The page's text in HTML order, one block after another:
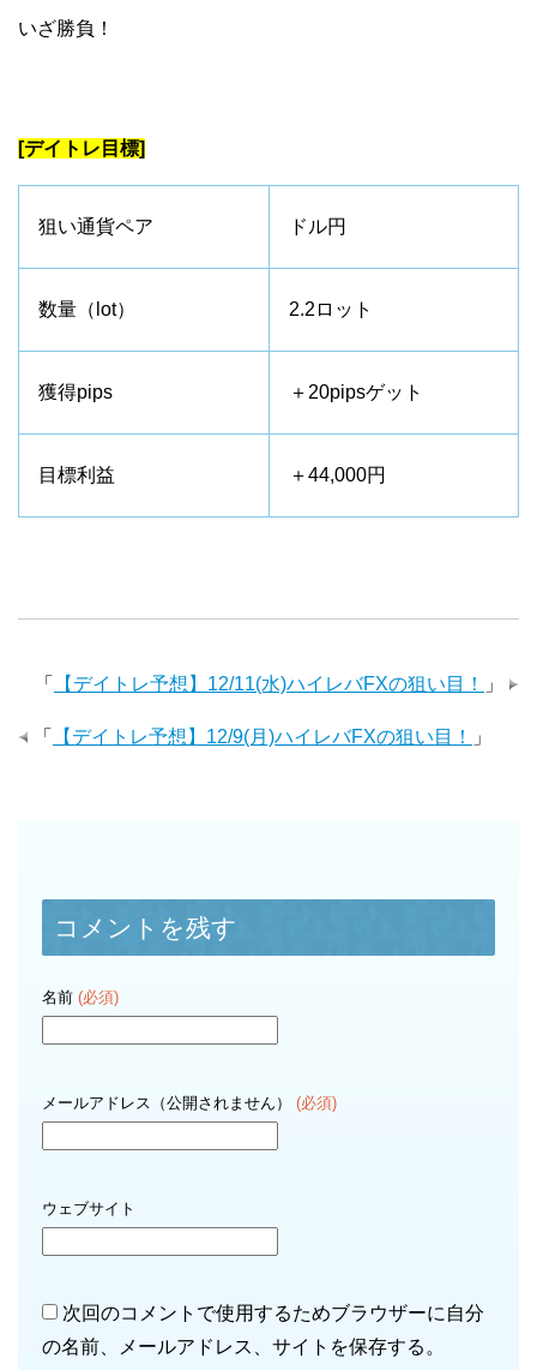
いざ勝負！
[デイトレ目標]
狙い通貨ペア ドル円
数量（lot） 2.2ロット
獲得pips ＋20pipsゲット
目標利益 ＋44,000円
「 【デイトレ予想】12/11(水)ハイレバFXの狙い目！ 」
「 【デイトレ予想】12/9(月)ハイレバFXの狙い目！ 」
コメントを残す
名前 (必須)
メールアドレス（公開されません） (必須)
ウェブサイト
次回のコメントで使用するためブラウザーに自分
の名前、メールアドレス、サイトを保存する。